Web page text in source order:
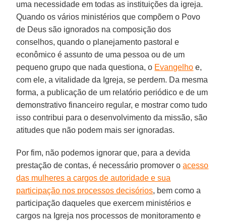
uma necessidade em todas as instituições da igreja.
Quando os vários ministérios que compõem o Povo
de Deus são ignorados na composição dos
conselhos, quando o planejamento pastoral e
econômico é assunto de uma pessoa ou de um
pequeno grupo que nada questiona, o Evangelho e,
com ele, a vitalidade da Igreja, se perdem. Da mesma
forma, a publicação de um relatório periódico e de um
demonstrativo financeiro regular, e mostrar como tudo
isso contribui para o desenvolvimento da missão, são
atitudes que não podem mais ser ignoradas.
Por fim, não podemos ignorar que, para a devida
prestação de contas, é necessário promover oacesso
das mulheres a cargos de autoridade e sua
participação nos processos decisórios, bem como a
participação daqueles que exercem ministérios e
cargos na Igreja nos processos de monitoramento e